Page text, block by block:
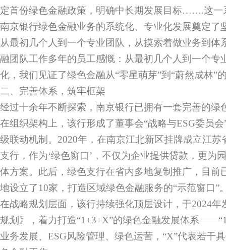
定首份绿色金融政策，明确中长期发展目标…….这一
南京银行绿色金融业务的系统化、专业化发展奠定了
从最初几个人到一个专业团队，从摸索着做业务到体
融团队工作多年的员工感慨：从最初几个人到一个专
化，我们见证了绿色金融从“零星萌芽”到“蔚然成林”
二、完善体系，筑牢框架
经过十余年不断探索，南京银行已拥有一套完善的绿
在组织架构上，该行形成了董事会“战略与ESG委员会
级联动机制。2020年，在南京江北新区挂牌成立江
支行，作为‘绿色窗口’，不仅为企业提供贷款，更为
体方案。此后，绿色支行在省内多地复制推广，目前
地设立了10家，打造区域绿色金融服务的“示范窗口”
在战略规划层面，该行持续强化顶层设计，于2024
规划》，着力打造“1+3+X”的绿色金融发展体系
业务发展、ESG风险管理、绿色运营，“X”代表若干